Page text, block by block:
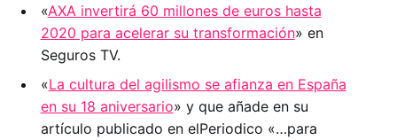
«AXA invertirá 60 millones de euros hasta
2020 para acelerar su transformación» en
Seguros TV.
«La cultura del agilismo se afianza en España
en su 18 aniversario» y que añade en su
artículo publicado en elPeriodico «…para